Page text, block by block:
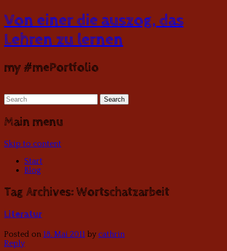
Von einer die auszog, das
Lehren zu lernen
my #mePortfolio
Main menu
Skip to content
Start
Blog
Tag Archives: Wortschatzarbeit
Literatur
Posted on 18. Mai 2011 by cathrin
Reply